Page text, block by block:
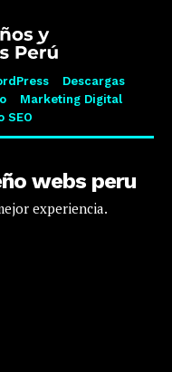
Descargas
Marketing Digital
SEO
webs peru
experiencia.